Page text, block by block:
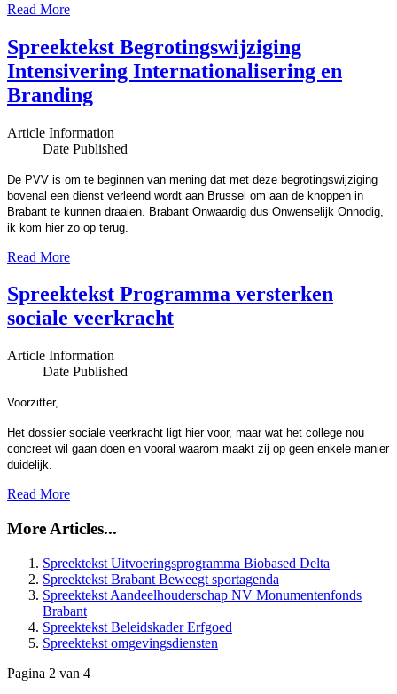
Read More
Spreektekst Begrotingswijziging
Intensivering Internationalisering en
Branding
Article Information
Date Published
De PVV is om te beginnen van mening dat met deze begrotingswijziging
bovenal een dienst verleend wordt aan Brussel om aan de knoppen in
Brabant te kunnen draaien. Brabant Onwaardig dus Onwenselijk Onnodig,
ik kom hier zo op terug.
Read More
Spreektekst Programma versterken
sociale veerkracht
Article Information
Date Published
Voorzitter,
Het dossier sociale veerkracht ligt hier voor, maar wat het college nou
concreet wil gaan doen en vooral waarom maakt zij op geen enkele manier
duidelijk.
Read More
More Articles...
Spreektekst Uitvoeringsprogramma Biobased Delta
Spreektekst Brabant Beweegt sportagenda
Spreektekst Aandeelhouderschap NV Monumentenfonds
Brabant
Spreektekst Beleidskader Erfgoed
Spreektekst omgevingsdiensten
Pagina 2 van 4